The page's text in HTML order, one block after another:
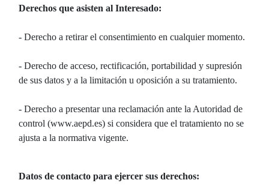
Derechos que asisten al Interesado:
- Derecho a retirar el consentimiento en cualquier momento.
- Derecho de acceso, rectificación, portabilidad y supresión
de sus datos y a la limitación u oposición a su tratamiento.
- Derecho a presentar una reclamación ante la Autoridad de
control (www.aepd.es) si considera que el tratamiento no se
ajusta a la normativa vigente.
Datos de contacto para ejercer sus derechos: